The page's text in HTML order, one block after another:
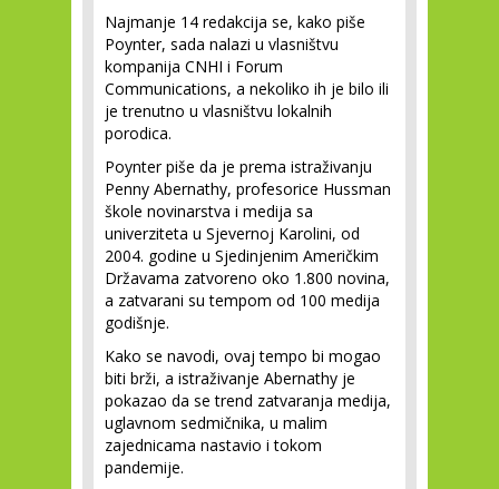
Najmanje 14 redakcija se, kako piše
Poynter, sada nalazi u vlasništvu
kompanija CNHI i Forum
Communications, a nekoliko ih je bilo ili
je trenutno u vlasništvu lokalnih
porodica.
Poynter piše da je prema istraživanju
Penny Abernathy, profesorice Hussman
škole novinarstva i medija sa
univerziteta u Sjevernoj Karolini, od
2004. godine u Sjedinjenim Američkim
Državama zatvoreno oko 1.800 novina,
a zatvarani su tempom od 100 medija
godišnje.
Kako se navodi, ovaj tempo bi mogao
biti brži, a istraživanje Abernathy je
pokazao da se trend zatvaranja medija,
uglavnom sedmičnika, u malim
zajednicama nastavio i tokom
pandemije.